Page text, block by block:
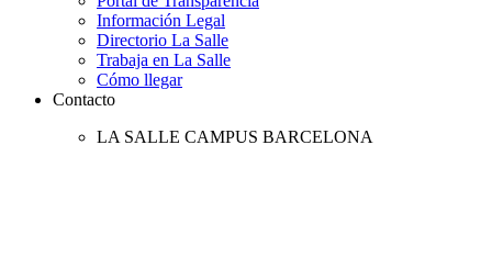
Información Legal
Directorio La Salle
Trabaja en La Salle
Cómo llegar
Contacto
LA SALLE CAMPUS BARCELONA